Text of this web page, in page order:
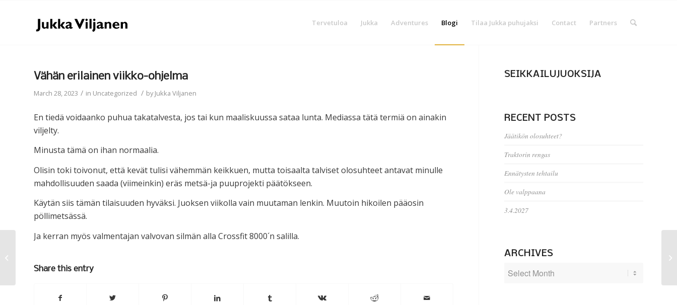
Tervetuloa Jukka Adventures Blogi Tilaa Jukka puhujaksi Contact Partners
Vähän erilainen viikko-ohjelma
March 28, 2023 / in Uncategorized / byJukka Viljanen
En tiedä voidaanko puhua takatalvesta, jos tai kun maaliskuussa sataa lunta. Mediassa tätä termiä on ainakin
viljelty.
Minusta tämä on ihan normaalia.
Olisin toki toivonut, että kevät tulisi vähemmän keikkuen, mutta toisaalta talviset olosuhteet antavat minulle
mahdollisuuden saada (viimeinkin) eräs metsä-ja puuprojekti päätökseen.
Käytän siis tämän tilaisuuden hyväksi. Juoksen viikolla vain muutaman lenkin. Muutoin hikoilen pääosin
pöllimetsässä.
Ja kerran myös valmentajan valvovan silmän alla Crossfit 8000´n salilla.
Share this entry
SEIKKAILUJUOKSIJA
RECENT POSTS
Jäätikön olosuhteet?
Traktorin rengas
Ennätysten tehtailu
Ole valppaana
3.4.2027
ARCHIVES